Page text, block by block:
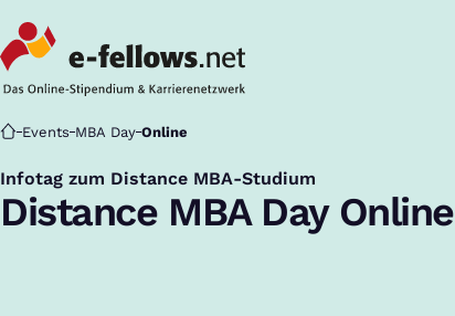
Startseite
Events MBA Day Online
Infotag zum Distance MBA-Studium
:
Distance MBA Day Online